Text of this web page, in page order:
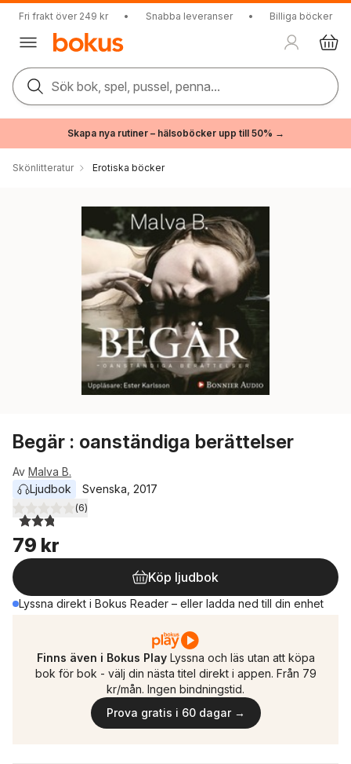
Fri frakt över 249 kr • Snabba leveranser • Billiga böcker
Sök bok, spel, pussel, penna...
Skapa nya rutiner – hälsoböcker upp till 50% →
Skönlitteratur Erotiska böcker
Begär : oanständiga berättelser
Av Malva B.
Ljudbok
Svenska 2017
2,8utav 5 stjärnor. Totalt antal röster:
(6)
79 kr
Köp ljudbok
Lyssna direkt i Bokus Reader – eller ladda ned till din enhet
Finns även i Bokus Play Lyssna och läs utan att köpa
bok för bok - välj din nästa titel direkt i appen. Från 79
kr/mån. Ingen bindningstid.
Prova gratis i 60 dagar →